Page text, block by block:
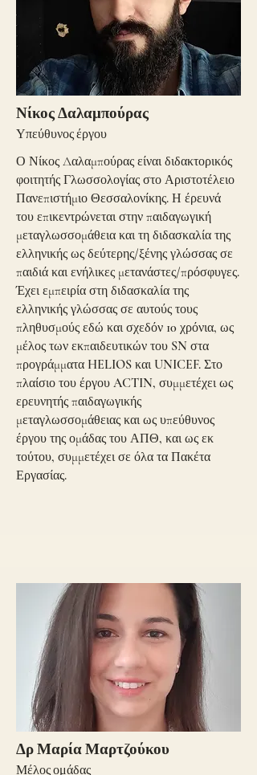
Νίκος Δαλαμπούρας
Υπεύθυνος έργου
Ο Νίκος Δαλαμπούρας είναι διδακτορικός
φοιτητής Γλωσσολογίας στο Αριστοτέλειο
Πανεπιστήμιο Θεσσαλονίκης. Η έρευνά
του επικεντρώνεται στην παιδαγωγική
μεταγλωσσομάθεια και τη διδασκαλία της
ελληνικής ως δεύτερης/ξένης γλώσσας σε
παιδιά και ενήλικες μετανάστες/πρόσφυγες.
Έχει εμπειρία στη διδασκαλία της
ελληνικής γλώσσας σε αυτούς τους
πληθυσμούς εδώ και σχεδόν 10 χρόνια, ως
μέλος των εκπαιδευτικών του SN στα
προγράμματα HELIOS και UNICEF. Στο
πλαίσιο του έργου ACTIN, συμμετέχει ως
ερευνητής παιδαγωγικής
μεταγλωσσομάθειας και ως υπεύθυνος
έργου της ομάδας του ΑΠΘ, και ως εκ
τούτου, συμμετέχει σε όλα τα Πακέτα
Εργασίας.
Δρ Μαρία Μαρτζούκου
Μέλος ομάδας